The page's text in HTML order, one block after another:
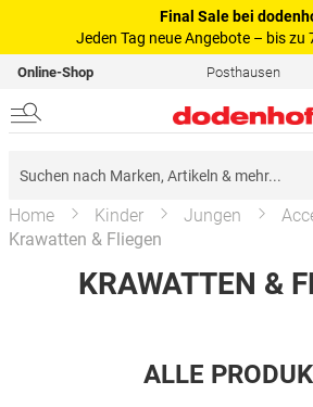
Final Sale bei
Jeden Tag neue Angebote – bis zu
Online-Shop Posthausen
Home Kinder Jungen
Krawatten & Fliegen
KRAWATTEN &
ALLE